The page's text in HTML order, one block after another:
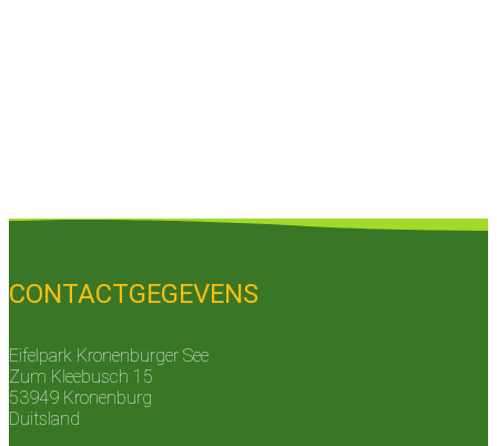
CONTACTGEGEVENS
Eifelpark Kronenburger See
Zum Kleebusch 15
53949 Kronenburg
Duitsland